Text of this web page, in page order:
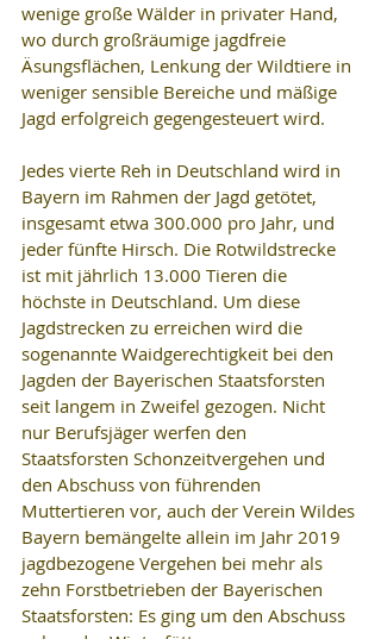
wenige große Wälder in privater Hand,
wo durch großräumige jagdfreie
Äsungsflächen, Lenkung der Wildtiere in
weniger sensible Bereiche und mäßige
Jagd erfolgreich gegengesteuert wird.
Jedes vierte Reh in Deutschland wird in
Bayern im Rahmen der Jagd getötet,
insgesamt etwa 300.000 pro Jahr, und
jeder fünfte Hirsch. Die Rotwildstrecke
ist mit jährlich 13.000 Tieren die
höchste in Deutschland. Um diese
Jagdstrecken zu erreichen wird die
sogenannte Waidgerechtigkeit bei den
Jagden der Bayerischen Staatsforsten
seit langem in Zweifel gezogen. Nicht
nur Berufsjäger werfen den
Staatsforsten Schonzeitvergehen und
den Abschuss von führenden
Muttertieren vor, auch der Verein Wildes
Bayern bemängelte allein im Jahr 2019
jagdbezogene Vergehen bei mehr als
zehn Forstbetrieben der Bayerischen
Staatsforsten: Es ging um den Abschuss